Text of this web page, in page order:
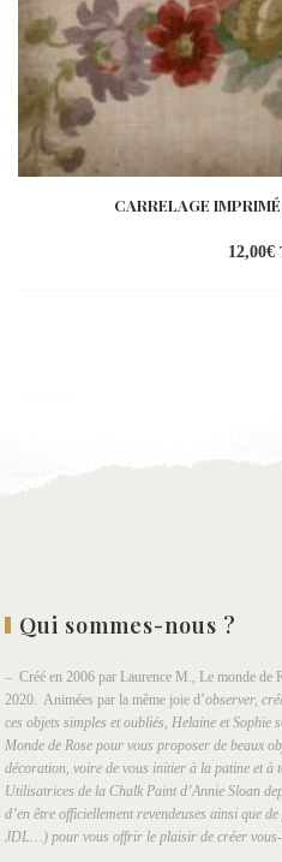
CARRELAGE
12,00€
Qui sommes-nous ?
– Créé en 2006 par Laurence M., Le monde de
2020. Animées par la même joie d’observer,
ces objets simples et oubliés, Helaine et Sophie
Monde de Rose pour vous proposer de beaux
décoration, voire de vous initier à la patine et à
Utilisatrices de la Chalk Paint d’Annie Sloan
d’en être officiellement revendeuses ainsi que
JDL…) pour vous offrir le plaisir de créer vous-